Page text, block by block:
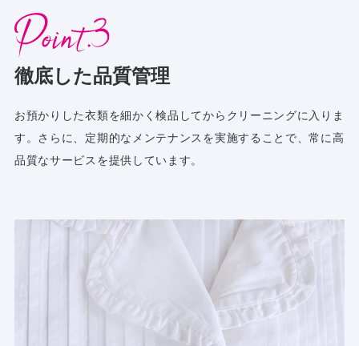
徹底した品質管理
お預かりした衣類を細かく検品してからクリーニングに入りま
す。さらに、定期的なメンテナンスを実施することで、常に高
品質なサービスを提供しています。